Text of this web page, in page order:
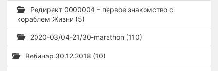
Редирект 0000004 – первое знакомство с
кораблем Жизни (5)
2020-03/04-21/30-marathon (110)
Вебинар 30.12.2018 (10)